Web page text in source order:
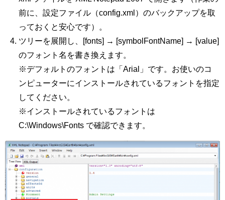
前に、設定ファイル（config.xml）のバックアップを取
っておくと安心です）。
ツリーを展開し、[fonts] → [symbolFontName] → [value]
のフォント名を書き換えます。
※デフォルトのフォントは「Arial」です。お使いのコ
ンピューターにインストールされているフォントを指定
してください。
※インストールされているフォントは
C:\Windows\Fonts で確認できます。